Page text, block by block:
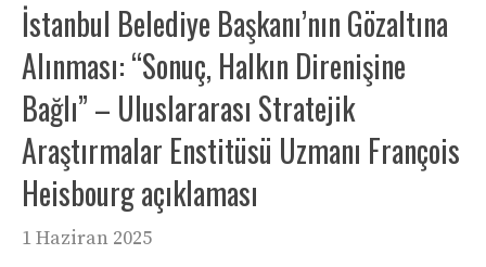
İstanbul Belediye Başkanı’nın Gözaltına
Alınması: “Sonuç, Halkın Direnişine
Bağlı” – Uluslararası Stratejik
Araştırmalar Enstitüsü Uzmanı François
Heisbourg açıklaması
1 Haziran 2025